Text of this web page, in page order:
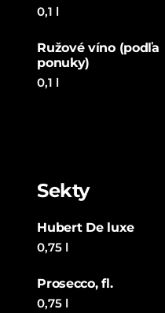
0,1 l
Ružové víno (podľa
ponuky)
0,1 l
Sekty
Hubert De luxe
0,75 l
Prosecco, fl.
0,75 l